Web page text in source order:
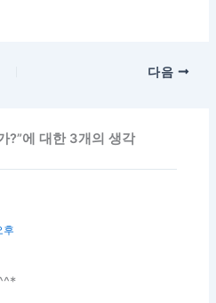
다음
?”에 대한 3개의 생각
후